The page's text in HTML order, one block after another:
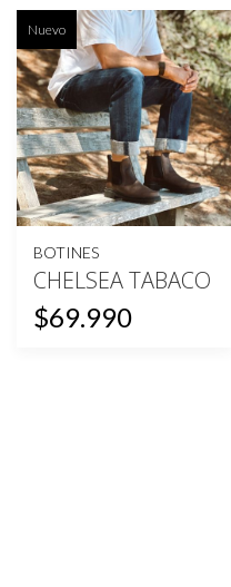
Nuevo
BOTINES
CHELSEA TABACO
$69.990